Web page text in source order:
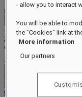
Close menu
멤버십 프로그램
오늘 가입하고 숙박
예약 내역
- allow you to interact
You will be able to
the "Cookies" link at
More information
Our partners